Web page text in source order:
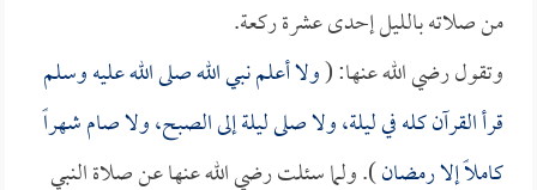
من صلاته بالليل إحدى عشرة ركعة.
وتقول رضي الله عنها: (ولا أعلم نبي الله صلى الله عليه وسلم
قرأ القرآن كله في ليلة، ولا صلى ليلة إلى الصبح، ولا صام شهراً
كاملاً إلا رمضان). ولما سئلت رضي الله عنها عن صلاة النبي